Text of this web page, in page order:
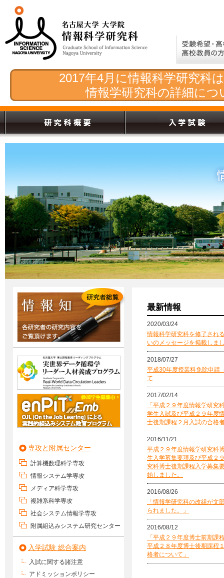
2017年4月に情報科学研究科
情報学研究科の詳細に
専攻と附属センター
計算機数理科学専攻
情報システム学専攻
メディア科学専攻
複雑系科学専攻
社会システム情報学専攻
附属組込みシステム研究センター
入学試験 総合案内
入試に関する諸注意
アドミッションポリシー
最新情報
2020/03/24
情報科学研究科を修了され
いのメッセージを掲載しま
2018/07/27
平成30年度授業料免除申請
て
2017/02/14
「平成２９年度情報学研究
学生入試及び平成２９年度
士後期課程２月入試の合格
2016/11/21
平成２９年度情報学研究科
生入学募集要項及び平成２
究科博士後期課程入学募集
始しました。
2016/08/26
「情報学研究科の改組が文
られました。」
2016/08/12
「平成２９年度博士前期課
平成２８年度博士後期課程
格者について」